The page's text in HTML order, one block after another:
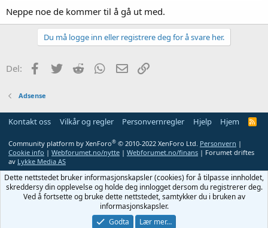
Neppe noe de kommer til å gå ut med.
Du må logge inn eller registrere deg for å svare her.
Del: Facebook
Twitter Reddit WhatsApp
E-post
Adsense
Kontakt oss Vilkår og regler Personvernregler Hjelp Hjem
R
Community platform by XenForo® © 2010-2022 XenForo Ltd. Personvern |
Cookie info | Webforumet.no/nytte | Webforumet.no/finans | Forumet driftes
av Lykke Media AS
Dette nettstedet bruker informasjonskapsler (cookies) for å tilpasse innholdet,
skreddersy din opplevelse og holde deg innlogget dersom du registrerer deg.
Ved å fortsette og bruke dette nettstedet, samtykker du i bruken av
informasjonskapsler.
Godta
Lær mer…